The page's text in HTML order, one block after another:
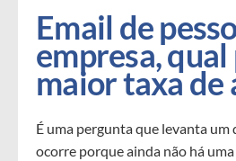
Email de
empresa, qual
maior taxa de
É uma pergunta que levanta um
ocorre porque ainda não há